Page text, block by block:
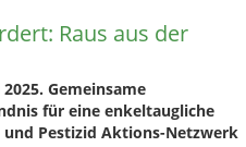
Raus aus der
Gemeinsame
für eine enkeltaugliche
und Pestizid Aktions-Netzwerk